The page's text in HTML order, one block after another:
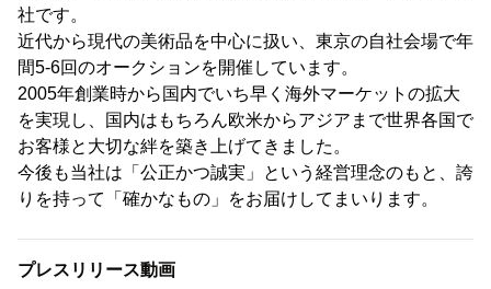
社です。
近代から現代の美術品を中心に扱い、東京の自社会場で年
間5-6回のオークションを開催しています。
2005年創業時から国内でいち早く海外マーケットの拡大
を実現し、国内はもちろん欧米からアジアまで世界各国で
お客様と大切な絆を築き上げてきました。
今後も当社は「公正かつ誠実」という経営理念のもと、誇
りを持って「確かなもの」をお届けしてまいります。
プレスリリース動画